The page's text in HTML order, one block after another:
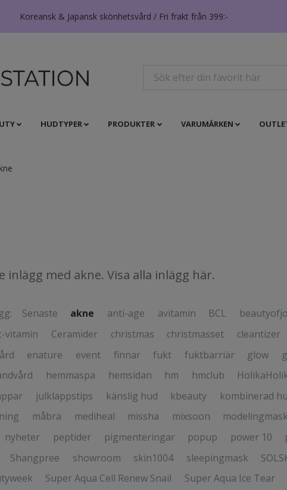
Koreansk & Japansk skönhetsvård / Fri frakt från 399:-
HUDTYPER PRODUKTER VARUMÄRKEN
inlägg med akne. Visa alla inlägg här.
Senaste akne anti-age avitamin BCL
vitamin Ceramider christmas christmasset cleantizer
enature event finnar fukt fuktbarriär glow
hemmaspa hemsidan hm hmclub
julklappstips känslig hud kbeauty kombinerad
måbra mediheal missha mixsoon modelingmask
nyheter peptider pigmenteringar popup power 10
Shangpree showroom skin1004 sleepingmask
Super Aqua Cell Renew Snail Super Aqua Ice Tear